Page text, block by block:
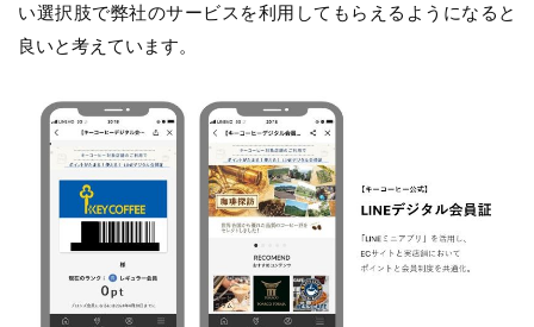
い選択肢で弊社のサービスを利用してもらえるようになると
良いと考えています。